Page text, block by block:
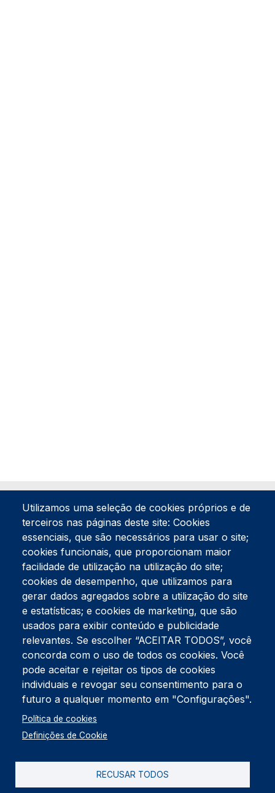
Tel:234 390 100Fax:234 390 100
Endereço Postal
Apartado 42
Rua Gil Eanes 31
3834-908 Gafanha da Nazaré
Estúdios
Rua Prior Guerra
Edifício do Centro Cultural da Gafanha da Nazaré
3830-556 Gafanha da Nazaré
Rodapé
Cookies
Política de Privacidade
Utilizamos uma seleção de cookies próprios e de
terceiros nas páginas deste site: Cookies
essenciais, que são necessários para usar o site;
cookies funcionais, que proporcionam maior
facilidade de utilização na utilização do site;
cookies de desempenho, que utilizamos para
gerar dados agregados sobre a utilização do site
e estatísticas; e cookies de marketing, que são
usados para exibir conteúdo e publicidade
relevantes. Se escolher “ACEITAR TODOS”, você
concorda com o uso de todos os cookies. Você
pode aceitar e rejeitar os tipos de cookies
individuais e revogar seu consentimento para o
futuro a qualquer momento em "Configurações".
Política de cookies
Definições de Cookie
RECUSAR TODOS